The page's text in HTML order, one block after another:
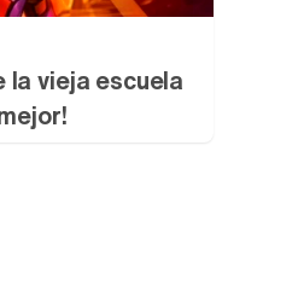
la vieja escuela